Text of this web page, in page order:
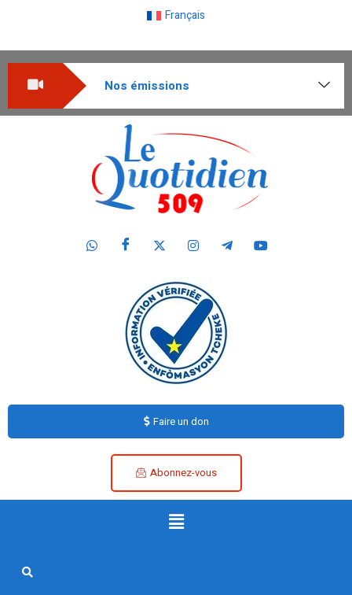
Français
Nos émissions
Faire un don
Abonnez-vous